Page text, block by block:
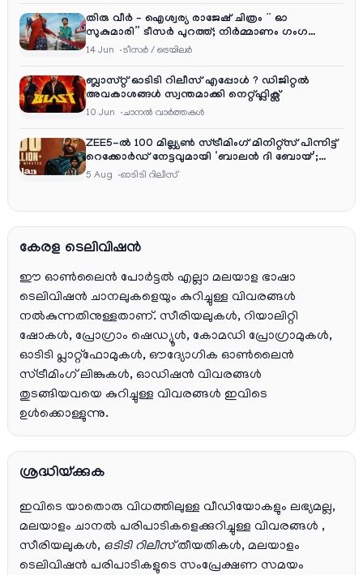
തിരു വീർ – ഐശ്വര്യ രാജേഷ് ചിത്രം ” ഓ
സുകുമാരി” ടീസർ പുറത്ത്; നിർമ്മാണം ഗംഗ
എന്റർടൈൻമെന്റ്‌സ്
14 Jun ടീസര്‍ / ട്രെയിലര്‍
ബ്ലാസ്റ്റ് ഓടിടി റിലീസ് എപ്പോൾ ? ഡിജിറ്റൽ
അവകാശങ്ങൾ സ്വന്തമാക്കി നെറ്റ്ഫ്ലിക്സ്
10 Jun ചാനല്‍ വാര്‍ത്തകള്‍
ZEE5-ൽ 100 മില്ല്യൺ സ്ട്രീമിംഗ് മിനിറ്റ്സ് പിന്നിട്ട്
റെക്കോർഡ് നേട്ടവുമായി ‘ബാലൻ ദി ബോയ്’;
ചിദംബരം ചിത്രം ഒടിടിയിലും വമ്പൻ ഹിറ്റ്
5 Aug ഓടിടി റിലീസ്
കേരള ടെലിവിഷൻ
ഈ ഓൺലൈൻ പോർട്ടൽ എല്ലാ മലയാള ഭാഷാ
ടെലിവിഷൻ ചാനലുകളെയും കുറിച്ചുള്ള വിവരങ്ങൾ
നൽകുന്നതിനുള്ളതാണ്. സീരിയലുകൾ, റിയാലിറ്റി
ഷോകൾ, പ്രോഗ്രാം ഷെഡ്യൂൾ, കോമഡി പ്രോഗ്രാമുകൾ,
ഓടിടി പ്ലാറ്റ്‌ഫോമുകൾ, ഔദ്യോഗിക ഓൺലൈൻ
സ്ട്രീമിംഗ് ലിങ്കുകൾ, ഓഡിഷൻ വിവരങ്ങൾ
തുടങ്ങിയവയെ കുറിച്ചുള്ള വിവരങ്ങൾ ഇവിടെ
ഉൾക്കൊള്ളുന്നു.
ശ്രദ്ധിയ്ക്കുക
ഇവിടെ യാതൊരു വിധത്തിലുള്ള വീഡിയോകളും ലഭ്യമല്ല,
മലയാളം ചാനല്‍ പരിപാടികളെക്കുറിച്ചുള്ള വിവരങ്ങള്‍ ,
സീരിയലുകള്‍, ഒടിടി റിലീസ്തീയതികള്‍, മലയാളം
ടെലിവിഷന്‍ പരിപാടികളുടെ സംപ്രേക്ഷണ സമയം